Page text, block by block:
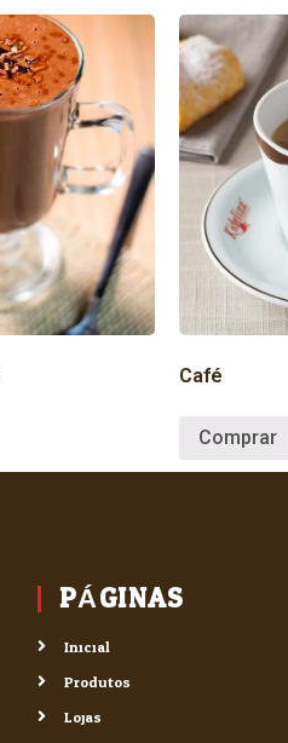
Café
Comprar
PÁGINAS
Inicial
Produtos
Lojas